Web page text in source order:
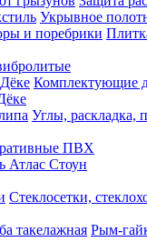
Укрывное
и поребрики
Комплектующие
Углы, раскладка,
ПВХ
Атлас Стоун
Стеклосетки,
такелажная Рым-